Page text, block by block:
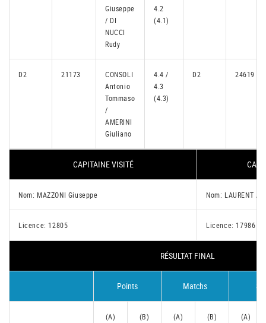
Giuseppe
/ DI
NUCCI
Rudy
4.2
(4.1)
D2 21173
CONSOLI
Antonio
Tommaso
/
AMERINI
Giuliano
4.4 /
4.3
(4.3)
D2 24619
CAPITAINE VISITÉ
Nom: MAZZONI Giuseppe Nom: LAURENT
Licence: 12805 Licence: 17986
RÉSULTAT FINAL
Points Matchs
(A) (B) (A) (B) (A)